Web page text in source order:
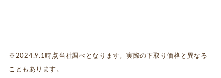
※2024.9.1時点当社調べとなります。実際の下取り価格と異なる
こともあります。